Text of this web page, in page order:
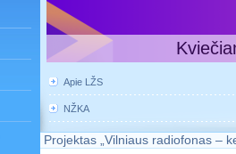
Apie LŽS
NŽKA
Projektas „Vilniaus radiofonas –